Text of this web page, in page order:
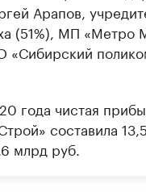
Арапов,
(51%), МП «Метро
года чистая
составила
млрд руб.